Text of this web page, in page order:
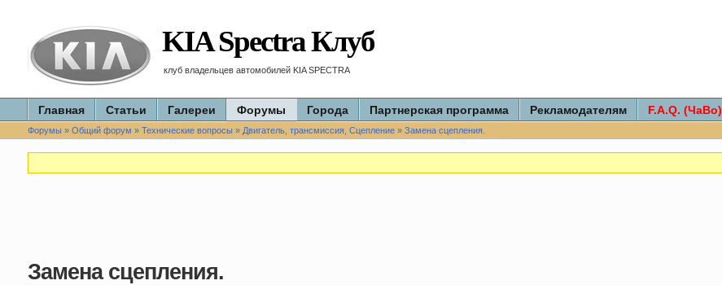
KIA Spectra Клуб
клуб владельцев автомобилей KIA SPECTRA
Главная Статьи Галереи Форумы Города Партнерская программа Рекламодателям F.A.Q. (ЧаВо)
Форумы» Общий форум » Технические вопросы» Двигатель, трансмиссия, Сцепление» Замена сцепления.
Замена сцепления.